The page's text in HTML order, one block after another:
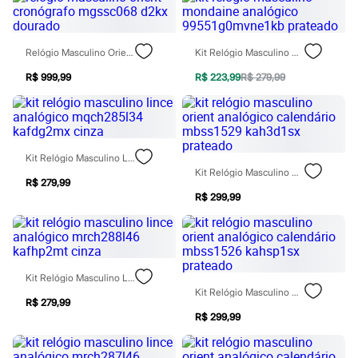
Rasteirinhas
Sandálias
Diversão
Marcas
Baby Club
Fifteen
Miss Fifteen
Palomino
Moda íntima
Calcinhas
Meias
Moda praia
Biquínis e Maiôs
Blusas de proteção
Sungas
Personagens
Bluey
Disney
Hello Kitty
Minecraft
Relógio Masculino Orient Cronógrafo Mgssc068 D2kx Dourado
R$ 999,99
Kit Relógio Masculino Mondaine Analógico 99551g0mvne1kb Prateado
R$ 223,99R$ 279,99
Kit Relógio Masculino Lince Analógico Mqch285l34 Kafdg2mx Cinza
R$ 279,99
Kit Relógio Masculino Orient Analógico Calendário Mbss1529 Kah3d1sx Prateado
R$ 299,99
Kit Relógio Masculino Lince Analógico Mrch288l46 Kafhp2mt Cinza
R$ 279,99
Kit Relógio Masculino Orient Analógico Calendário Mbss1526 Kahsp1sx Prateado
R$ 299,99